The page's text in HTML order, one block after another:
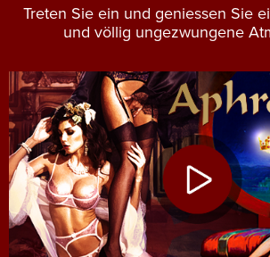
Treten Sie ein und geniessen Sie
und völlig ungezwungene